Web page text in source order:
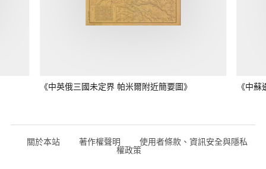
《中英俄三國未定界 帕米爾附近簡要圖》 《中
關於本站 著作權聲明 使用者條款、資訊安全與隱私
權政策